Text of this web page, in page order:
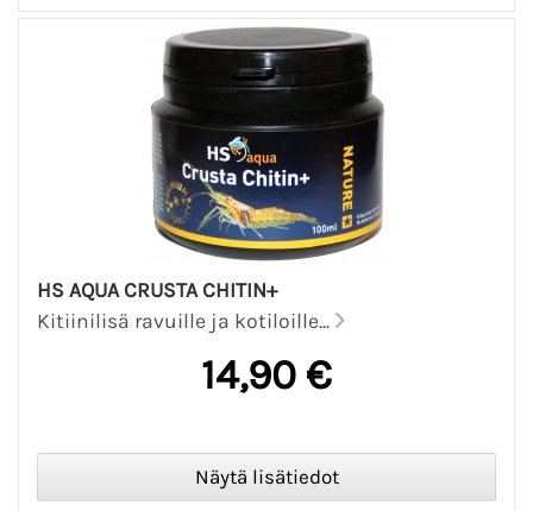
HS AQUA CRUSTA CHITIN+
Kitiinilisä ravuille ja kotiloille...
14,90 €